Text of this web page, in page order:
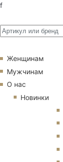
f
Женщинам
Мужчинам
О нас
Новинки